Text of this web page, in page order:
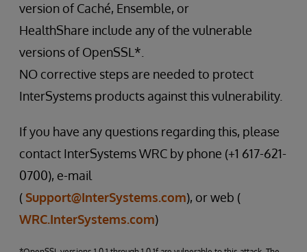
version of Caché, Ensemble, or
HealthShare include any of the vulnerable
versions of OpenSSL*.
NO corrective steps are needed to protect
InterSystems products against this vulnerability.
If you have any questions regarding this, please
contact InterSystems WRC by phone (+1 617-621-
0700), e-mail
( Support@InterSystems.com), or web (
WRC.InterSystems.com)